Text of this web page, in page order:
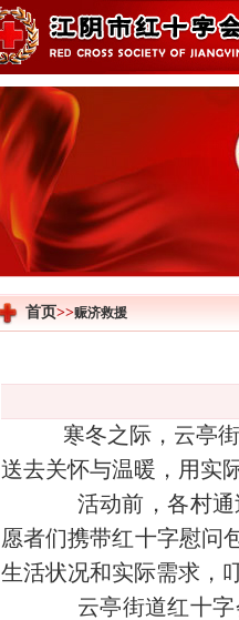
首页>>赈济救援
寒冬之际，云亭
送去关怀与温暖，用实
活动前，各村通
愿者们携带红十字慰问
生活状况和实际需求，
云亭街道红十字会